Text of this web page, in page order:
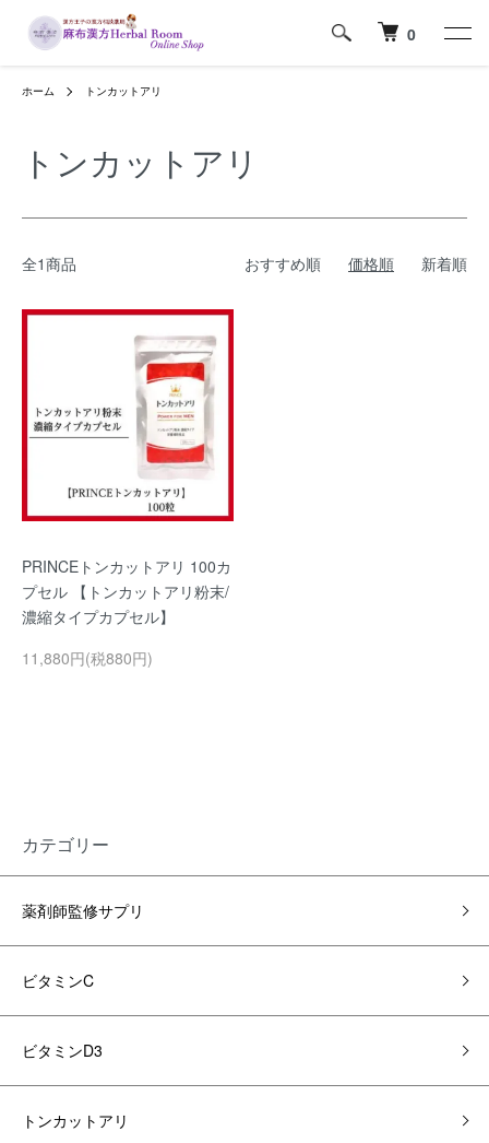
0
ホーム トンカットアリ
トンカットアリ
全1商品 おすすめ順 価格順 新着順
PRINCEトンカットアリ 100カ
プセル 【トンカットアリ粉末/
濃縮タイプカプセル】
11,880円(税880円)
カテゴリー
薬剤師監修サプリ
ビタミンC
ビタミンD3
トンカットアリ